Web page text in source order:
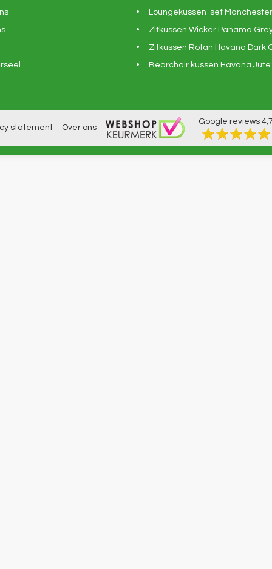
Loungekussen-set
Zitkussen Wicker Panama
Zitkussen Rotan Havana Dark
Bearchair kussen Havana Jute
statement Over ons
Google reviews